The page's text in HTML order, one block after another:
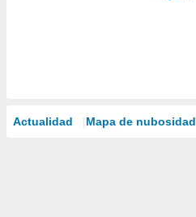
Actualidad Mapa de nubosidad